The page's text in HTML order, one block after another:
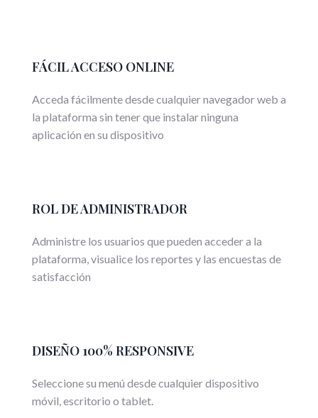
FÁCIL ACCESO ONLINE
Acceda fácilmente desde cualquier navegador web a
la plataforma sin tener que instalar ninguna
aplicación en su dispositivo
ROL DE ADMINISTRADOR
Administre los usuarios que pueden acceder a la
plataforma, visualice los reportes y las encuestas de
satisfacción
DISEÑO 100% RESPONSIVE
Seleccione su menú desde cualquier dispositivo
móvil, escritorio o tablet.